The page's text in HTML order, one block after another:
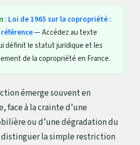
: Loi de 1965 sur la copropriété :
— Accédez au texte
définit le statut juridique et les
de la copropriété en France.
émerge souvent en
face à la crainte d’une
ou d’une dégradation du
distinguer la simple restriction